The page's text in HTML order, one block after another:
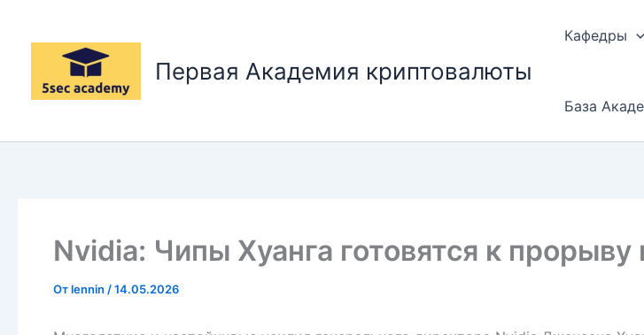
содержимому
Первая Академия криптовалюты
Кафедры
База
Nvidia: Чипы Хуанга готовятся к
Отlennin /14.05.2026